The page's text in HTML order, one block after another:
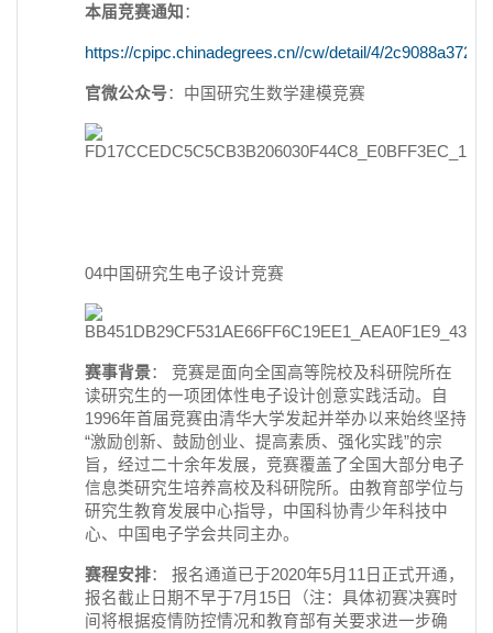
本届竞赛通知 ：
https://cpipc.chinadegrees.cn//cw/detail/4/
官微公众号：中国研究生数学建模竞赛
04中国研究生电子设计竞赛
赛事背景： 竞赛是面向全国高等院校及科研院所在
读研究生的一项团体性电子设计创意实践活动。自
1996年首届竞赛由清华大学发起并举办以来始终坚持
“激励创新、鼓励创业、提高素质、强化实践”的宗
旨，经过二十余年发展，竞赛覆盖了全国大部分电子
信息类研究生培养高校及科研院所。由教育部学位与
研究生教育发展中心指导，中国科协青少年科技中
心、中国电子学会共同主办。
赛程安排：
报名通道已于2020年5月11日正式开通，
报名截止日期不早于7月15日（注：具体初赛决赛时
间将根据疫情防控情况和教育部有关要求进一步确